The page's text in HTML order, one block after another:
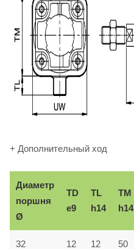
+ Дополнительный ход
Диаметр
поршня
Ø
TD
e9
TL
h14
TM
h14
32 12 12 50